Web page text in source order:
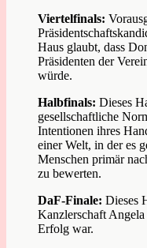
Viertelfinals:
Haus glaubt, dass
Präsidenten der
würde.
Halbfinals: Dieses
gesellschaftliche
Intentionen ihres
einer Welt, in der es
Menschen primär
zu bewerten.
DaF-Finale: Dieses
Kanzlerschaft
Erfolg war.